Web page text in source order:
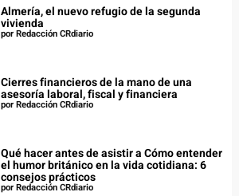
Almería, el nuevo refugio de la segunda
vivienda
por Redacción CRdiario
Cierres financieros de la mano de una
asesoría laboral, fiscal y financiera
por Redacción CRdiario
Qué hacer antes de asistir a Cómo entender
el humor británico en la vida cotidiana: 6
consejos prácticos
por Redacción CRdiario